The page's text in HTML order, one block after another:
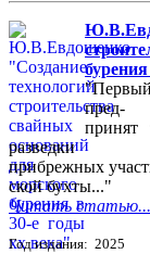
пред-
принят
разведки
прибрежных
ской бухты..."
Читать статью...
Год издания: 2025